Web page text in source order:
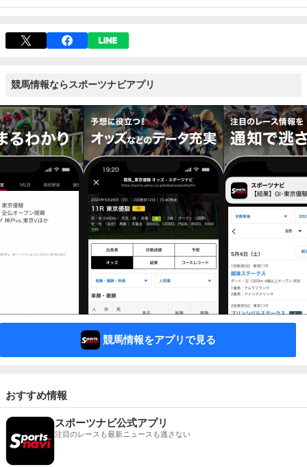
競馬情報ならスポーツナビアプリ
競馬情報をアプリで見る
おすすめ情報
スポーツナビ公式アプリ
注目のレースも最新ニュースも逃さない